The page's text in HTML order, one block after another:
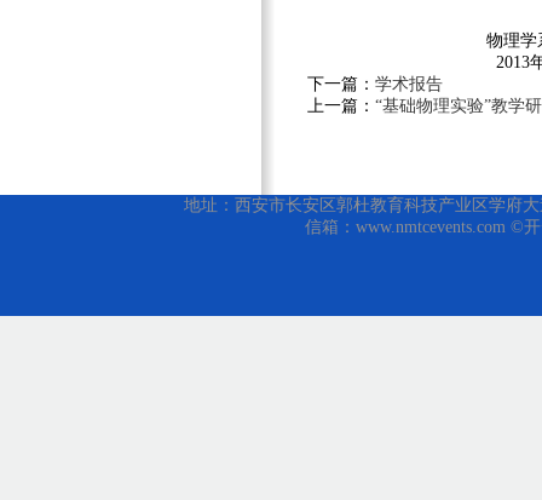
物理学系教学
2013年2月
下一篇： 学术报告
上一篇： “基础物理实验”教学
地址：西安市长安区郭杜教育科技产业区学府
信箱：www.nmtcevents.com ©